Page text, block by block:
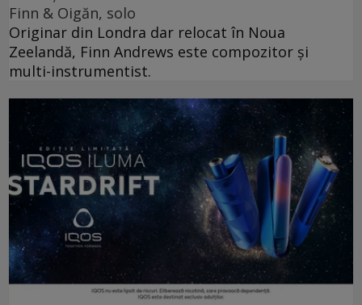
Finn & Oigăn, solo
Originar din Londra dar relocat în Noua
Zeelandă, Finn Andrews este compozitor și
multi-instrumentist.